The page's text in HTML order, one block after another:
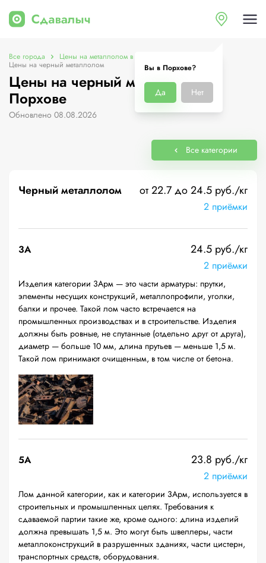
Вы в Порхове?
Да Нет
Все города Цены на металлолом в Порхове
Цены на черный металлолом
Цены на черный металлолом в
Порхове
Обновлено 08.08.2026
Все категории
Черный металлолом от 22.7 до 24.5 руб./кг
2 приёмки
3А 24.5 руб./кг
2 приёмки
Изделия категории 3Арм — это части арматуры: прутки,
элементы несущих конструкций, металлопрофили, уголки,
балки и прочее. Такой лом часто встречается на
промышленных производствах и в строительстве. Изделия
должны быть ровные, не спутанные (отдельно друг от друга),
диаметр — больше 10 мм, длина прутьев — меньше 1,5 м.
Такой лом принимают очищенным, в том числе от бетона.
5А 23.8 руб./кг
2 приёмки
Лом данной категории, как и категории 3Арм, используется в
строительных и промышленных целях. Требования к
сдаваемой партии такие же, кроме одного: длина изделий
должна превышать 1,5 м. Это могут быть швеллеры, части
металлоконструкций в разрушенных зданиях, части цистерн,
транспортных средств, оборудования.